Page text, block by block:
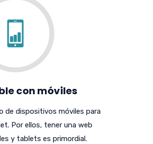
con móviles
de dispositivos móviles para
Por ellos, tener una web
y tablets es primordial.